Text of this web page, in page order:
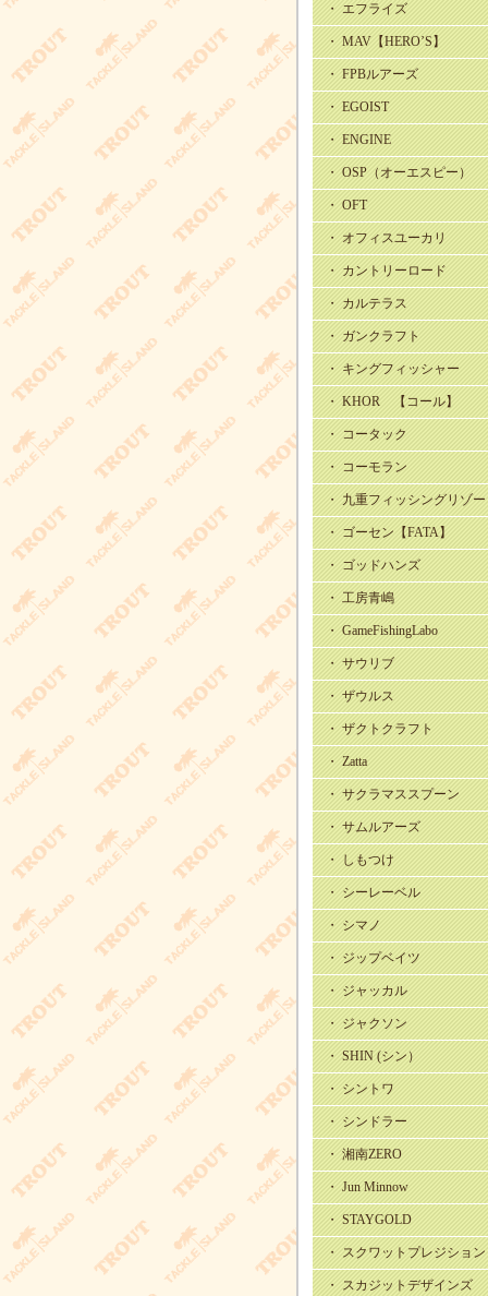
・ エフライズ
・ MAV【HERO’S】
・ FPBルアーズ
・ EGOIST
・ ENGINE
・ OSP（オーエスピー）
・ OFT
・ オフィスユーカリ
・ カントリーロード
・ カルテラス
・ ガンクラフト
・ キングフィッシャー
・ KHOR 【コール】
・ コータック
・ コーモラン
・ 九重フィッシングリゾ
・ ゴーセン【FATA】
・ ゴッドハンズ
・ 工房青嶋
・ GameFishingLabo
・ サウリブ
・ ザウルス
・ ザクトクラフト
・ Zatta
・ サクラマススプーン
・ サムルアーズ
・ しもつけ
・ シーレーベル
・ シマノ
・ ジップベイツ
・ ジャッカル
・ ジャクソン
・ SHIN (シン）
・ シントワ
・ シンドラー
・ 湘南ZERO
・ Jun Minnow
・ STAYGOLD
・ スクワットプレジション
・ スカジットデザインズ